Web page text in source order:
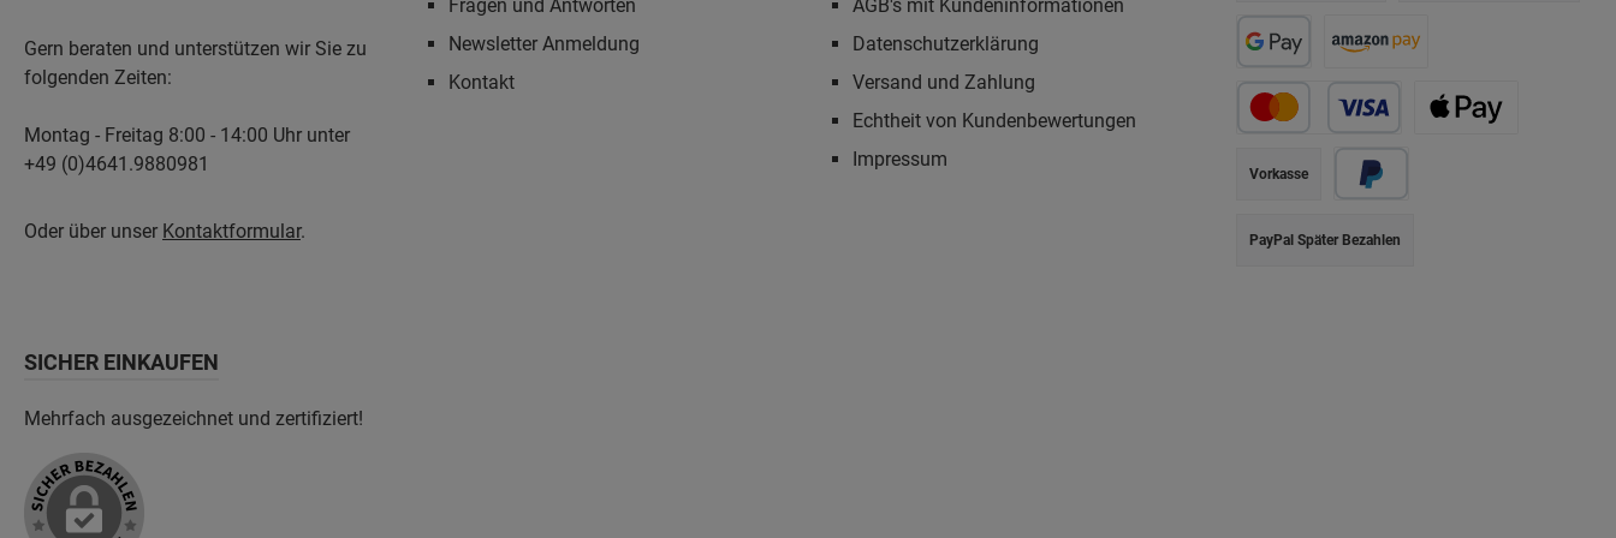
Gern beraten und unterstützen wir Sie zu
folgenden Zeiten:
Montag - Freitag 8:00 - 14:00 Uhr unter
+49 (0)4641.9880981
Oder über unser Kontaktformular.
Fragen und Antworten
Newsletter Anmeldung
Kontakt
AGB's mit Kundeninformationen
Datenschutzerklärung
Versand und Zahlung
Echtheit von Kundenbewertungen
Impressum
Vorkasse
PayPal Später Bezahlen
SICHER EINKAUFEN
Mehrfach ausgezeichnet und zertifiziert!